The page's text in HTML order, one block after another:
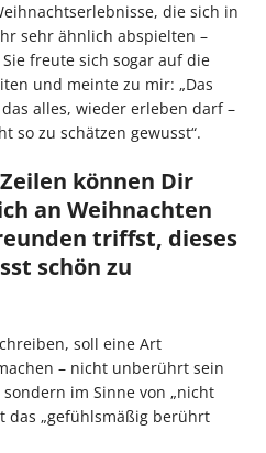
die sich in
sehr ähnlich abspielten –
freute sich sogar auf die
und meinte zu mir: „Das
alles, wieder erleben darf –
so zu schätzen gewusst“.
können Dir
an Weihnachten
triffst, dieses
schön zu
soll eine Art
– nicht unberührt sein
im Sinne von „nicht
das „gefühlsmäßig berührt